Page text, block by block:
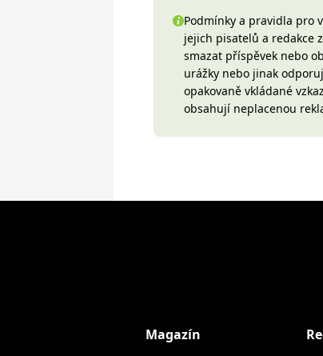
Podmínky a pravidla pro
jejich pisatelů a redakce
smazat příspěvek nebo
urážky nebo jinak
opakovaně vkládané
obsahují neplacenou
Magazín